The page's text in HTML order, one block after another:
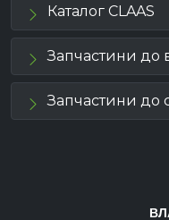
Каталог CLAAS
Запчастини до
Запчастини до